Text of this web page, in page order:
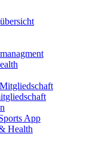
App
Health